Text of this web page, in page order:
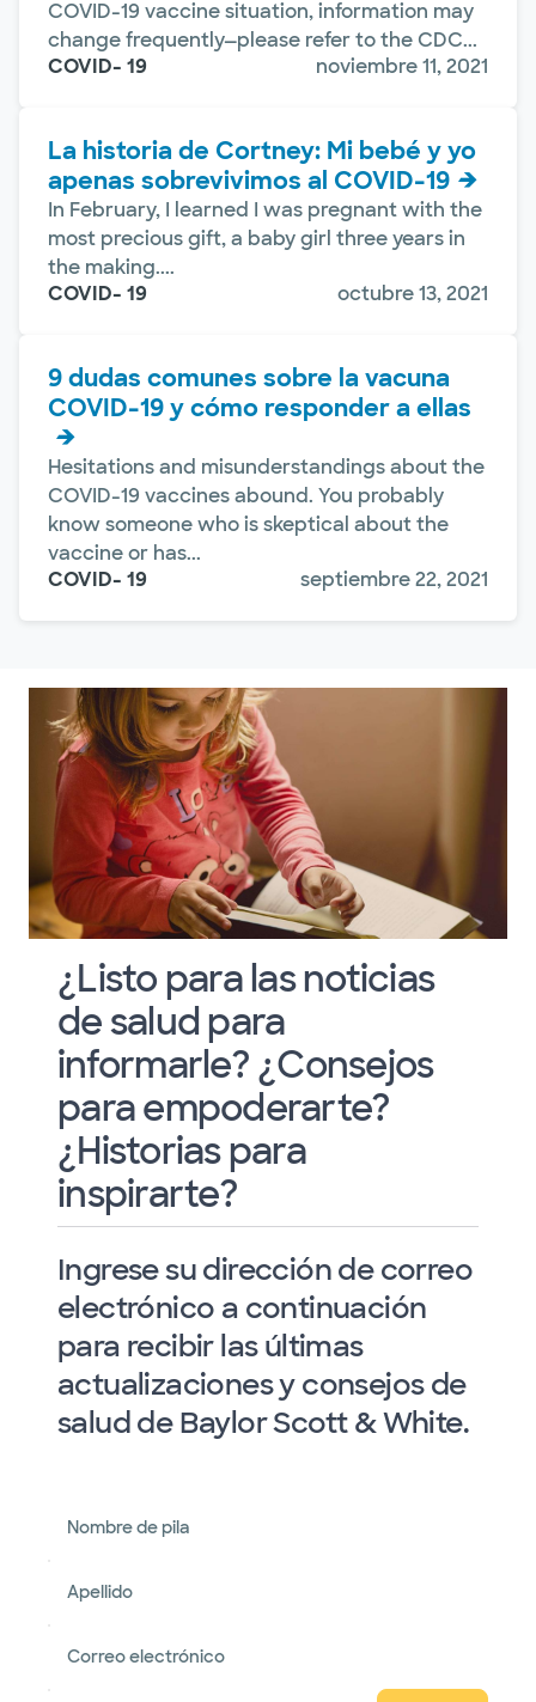
COVID-19 vaccine situation, information may
change frequently—please refer to the CDC...
COVID- 19
noviembre 11, 2021
La historia de Cortney: Mi bebé y yo
apenas sobrevivimos al COVID-19
In February, I learned I was pregnant with the
most precious gift, a baby girl three years in
the making....
COVID- 19
octubre 13, 2021
9 dudas comunes sobre la vacuna
COVID-19 y cómo responder a ellas
Hesitations and misunderstandings about the
COVID-19 vaccines abound. You probably
know someone who is skeptical about the
vaccine or has...
COVID- 19
septiembre 22, 2021
¿Listo para las noticias
de salud para
informarle? ¿Consejos
para empoderarte?
¿Historias para
inspirarte?
Ingrese su dirección de correo
electrónico a continuación
para recibir las últimas
actualizaciones y consejos de
salud de Baylor Scott & White.
Nombre de pila
Apellido
Correo electrónico